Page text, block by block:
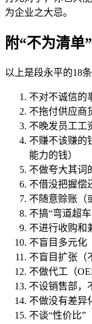
为企业之大忌。
附“不为清单”
以上是段永平的18
不对不诚信的
不拖付供应商
不晚发员工工
不赚不该赚的
能力的钱）
不做夸大其词
不借没把握偿
不随意赊账（
不搞“弯道超
不进行收购和
不盲目多元化
不盲目扩张（
不做代工（
不设销售部，
不做没有差异
不谈“性价比”